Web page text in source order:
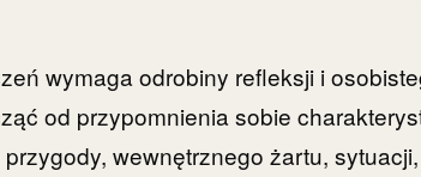
wymaga odrobiny refleksji i
od przypomnienia sobie
wewnętrznego żartu, sytuacji,